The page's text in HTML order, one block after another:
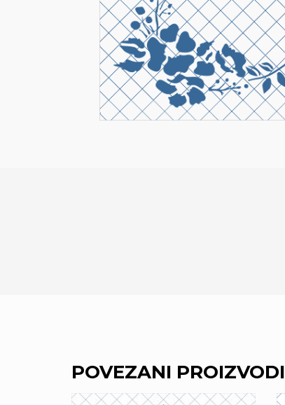
POVEZANI PROIZVODI